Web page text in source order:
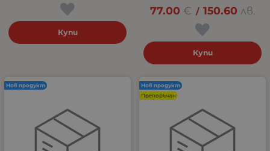
Купи
77.00 € / 150.60 лв.
Купи
Нов продукт
Нов продукт
Препоръчан